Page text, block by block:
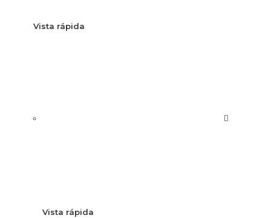
Vista rápida
Vista rápida